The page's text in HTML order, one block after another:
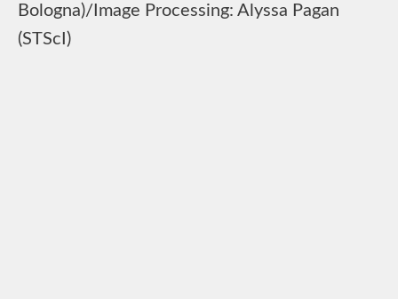
Bologna)/Image Processing: Alyssa Pagan
(STScI)